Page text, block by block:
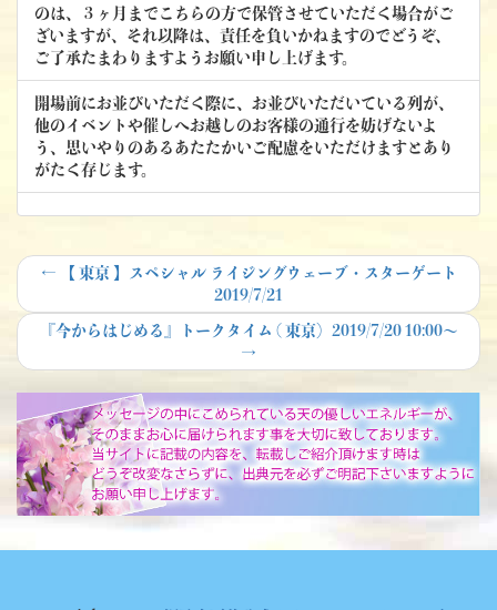
のは、３ヶ月までこちらの方で保管させていただく場合がご
ざいますが、それ以降は、責任を負いかねますのでどうぞ、
ご了承たまわりますようお願い申し上げます。
開場前にお並びいただく際に、お並びいただいている列が、
他のイベントや催しへお越しのお客様の通行を妨げないよ
う、思いやりのあるあたたかいご配慮をいただけますとあり
がたく存じます。
投
稿
ビ
ゲ
ー
シ
←Previous
【 東京 】スペシャル ライジングウェーブ・スターゲート
2019/7/21
Next
『今からはじめる』トークタイム ( 東京）2019/7/20 10:00～
→